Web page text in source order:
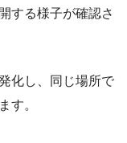
する様子が確認さ
化し、同じ場所で
す。